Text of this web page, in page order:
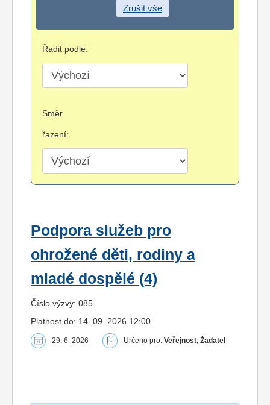
Zrušit vše
Řadit podle:
Směr
řazení:
Podpora služeb pro
ohrožené děti, rodiny a
mladé dospělé (4)
Číslo výzvy: 085
Platnost do: 14. 09. 2026 12:00
29. 6. 2026 Určeno pro: Veřejnost, Žadatel